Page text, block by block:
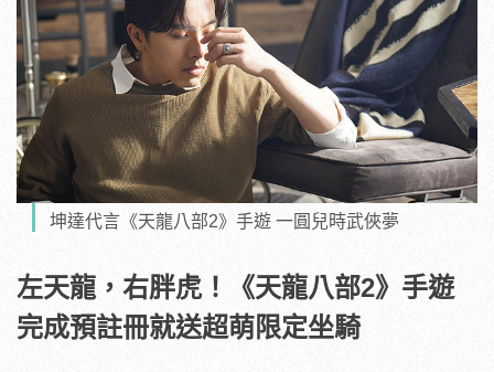
坤達代言《天龍八部2》手遊 一圓兒時武俠夢
左天龍，右胖虎！《天龍八部2》手遊
完成預註冊就送超萌限定坐騎